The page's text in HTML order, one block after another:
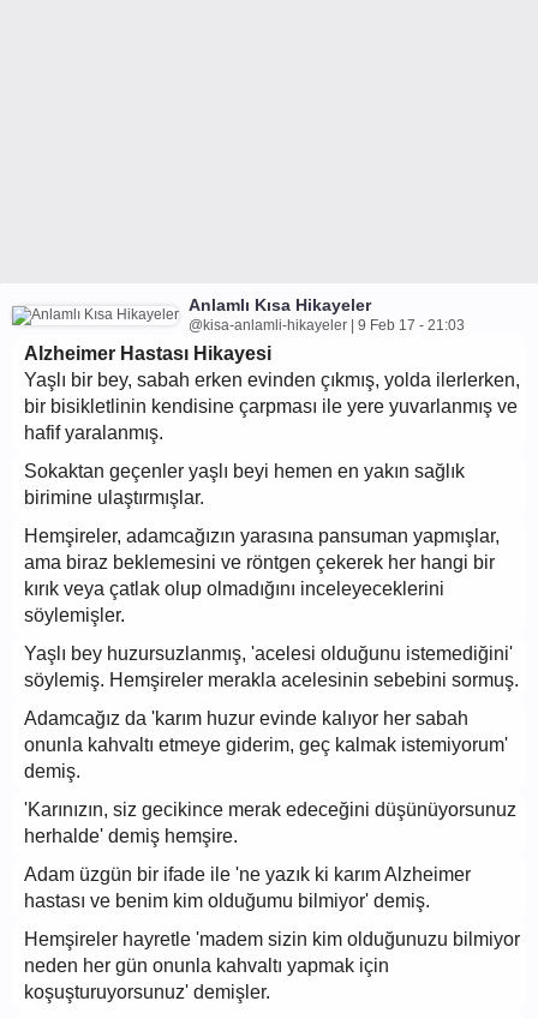
Anlamlı Kısa Hikayeler
@kisa-anlamli-hikayeler | 9 Feb 17 - 21:03
Alzheimer Hastası Hikayesi
Yaşlı bir bey, sabah erken evinden çıkmış, yolda ilerlerken,
bir bisikletlinin kendisine çarpması ile yere yuvarlanmış ve
hafif yaralanmış.
Sokaktan geçenler yaşlı beyi hemen en yakın sağlık
birimine ulaştırmışlar.
Hemşireler, adamcağızın yarasına pansuman yapmışlar,
ama biraz beklemesini ve röntgen çekerek her hangi bir
kırık veya çatlak olup olmadığını inceleyeceklerini
söylemişler.
Yaşlı bey huzursuzlanmış, 'acelesi olduğunu istemediğini'
söylemiş. Hemşireler merakla acelesinin sebebini sormuş.
Adamcağız da 'karım huzur evinde kalıyor her sabah
onunla kahvaltı etmeye giderim, geç kalmak istemiyorum'
demiş.
'Karınızın, siz gecikince merak edeceğini düşünüyorsunuz
herhalde' demiş hemşire.
Adam üzgün bir ifade ile 'ne yazık ki karım Alzheimer
hastası ve benim kim olduğumu bilmiyor' demiş.
Hemşireler hayretle 'madem sizin kim olduğunuzu bilmiyor
neden her gün onunla kahvaltı yapmak için
koşuşturuyorsunuz' demişler.